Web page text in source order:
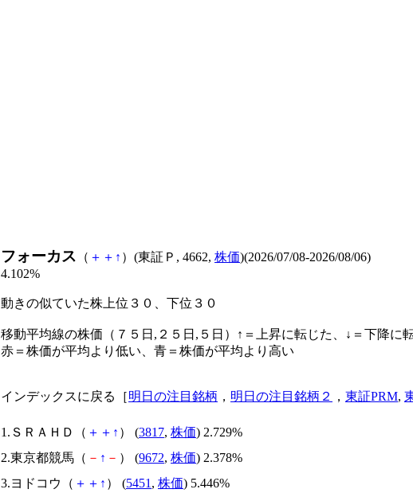
フォーカス （ ＋ ＋ ↑ ）(東証Ｐ, 4662, 株価)(2026/07/08-2026/08/06)
4.102%
動きの似ていた株上位３０、下位３０
移動平均線の株価（７５日,２５日,５日）↑＝上昇に転じた、↓＝下降に
赤＝株価が平均より低い、青＝株価が平均より高い
インデックスに戻る［明日の注目銘柄 ， 明日の注目銘柄２ ， 東証PRM,
1.ＳＲＡＨＤ（ ＋ ＋ ↑ ） (3817, 株価) 2.729%
2.東京都競馬（ － ↑ － ） (9672, 株価) 2.378%
3.ヨドコウ（ ＋ ＋ ↑ ） (5451 , 株価) 5.446%